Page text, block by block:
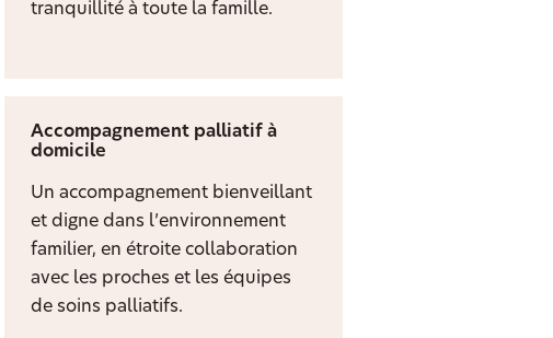
tranquillité à toute la famille.
Accompagnement palliatif à
domicile
Un accompagnement bienveillant
et digne dans l’environnement
familier, en étroite collaboration
avec les proches et les équipes
de soins palliatifs.